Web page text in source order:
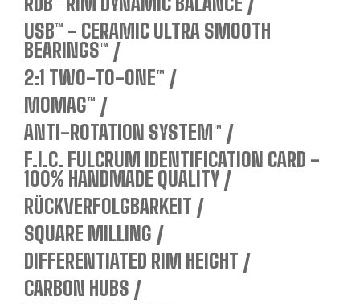
USB™ - CERAMIC ULTRA SMOOTH
BEARINGS™
2:1 TWO-TO-ONE™
MOMAG™
ANTI-ROTATION SYSTEM™
F.I.C. FULCRUM IDENTIFICATION CARD -
100% HANDMADE QUALITY
RÜCKVERFOLGBARKEIT
SQUARE MILLING
DIFFERENTIATED RIM HEIGHT
CARBON HUBS